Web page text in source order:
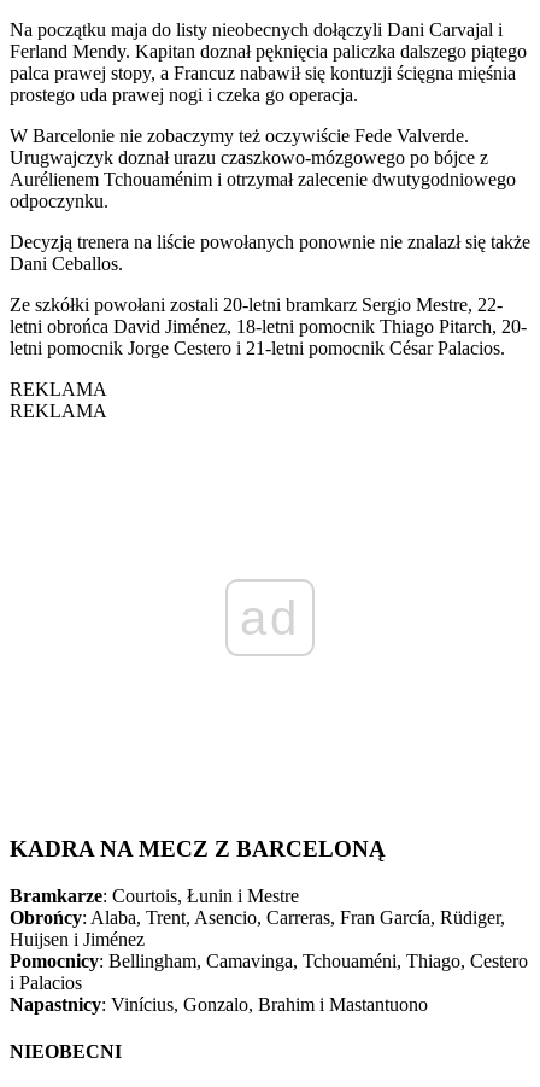
Na początku maja do listy nieobecnych dołączyli Dani Carvajal i
Ferland Mendy. Kapitan doznał pęknięcia paliczka dalszego piątego
palca prawej stopy, a Francuz nabawił się kontuzji ścięgna mięśnia
prostego uda prawej nogi i czeka go operacja.
W Barcelonie nie zobaczymy też oczywiście Fede Valverde.
Urugwajczyk doznał urazu czaszkowo-mózgowego po bójce z
Aurélienem Tchouaménim i otrzymał zalecenie dwutygodniowego
odpoczynku.
Decyzją trenera na liście powołanych ponownie nie znalazł się także
Dani Ceballos.
Ze szkółki powołani zostali 20-letni bramkarz Sergio Mestre, 22-
letni obrońca David Jiménez, 18-letni pomocnik Thiago Pitarch, 20-
letni pomocnik Jorge Cestero i 21-letni pomocnik César Palacios.
REKLAMA
REKLAMA
ad
KADRA NA MECZ Z BARCELONĄ
Bramkarze: Courtois, Łunin i Mestre
Obrońcy: Alaba, Trent, Asencio, Carreras, Fran García, Rüdiger,
Huijsen i Jiménez
Pomocnicy: Bellingham, Camavinga, Tchouaméni, Thiago, Cestero
i Palacios
Napastnicy: Vinícius, Gonzalo, Brahim i Mastantuono
NIEOBECNI